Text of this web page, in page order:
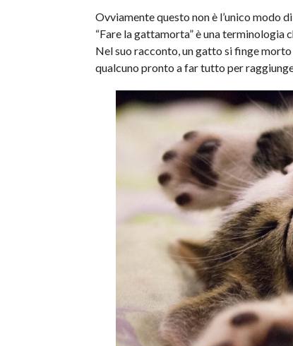
Ovviamente questo non è l’unico modo
“Fare la gattamorta” è una terminologia
Nel suo racconto, un gatto si finge
qualcuno pronto a far tutto per